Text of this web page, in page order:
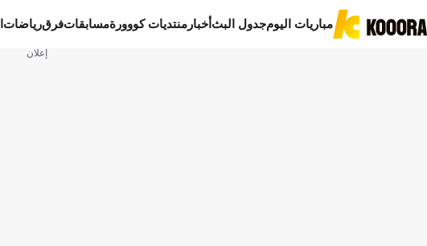
مباريات اليومجدول البثأخبار منتديات كووورةمسابقاتفرقرياضات
إعلان